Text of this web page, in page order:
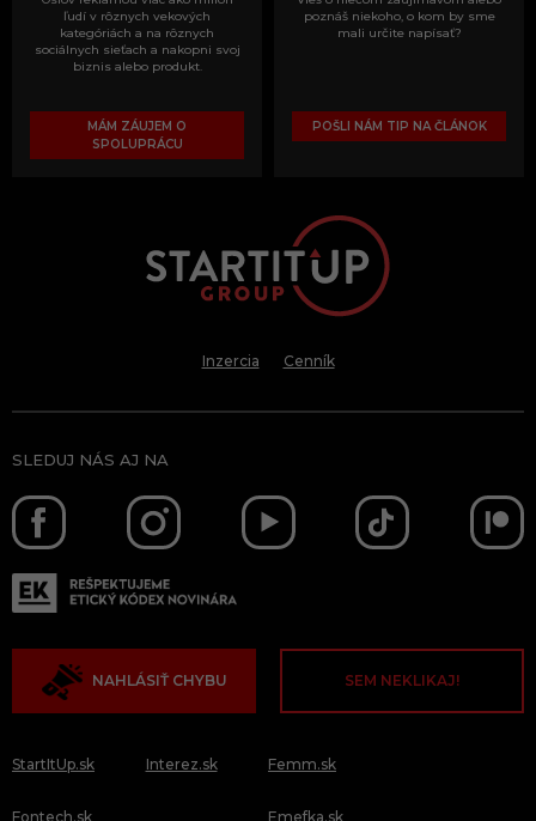
ľudí v rôznych vekových
kategóriách a na rôznych
sociálnych sieťach a nakopni svoj
biznis alebo produkt.
MÁM ZÁUJEM O
SPOLUPRÁCU
poznáš niekoho, o kom by sme
mali určite napísať?
POŠLI NÁM TIP NA ČLÁNOK
Inzercia Cenník
SLEDUJ NÁS AJ NA
NAHLÁSIŤ CHYBU SEM NEKLIKAJ!
StartItUp.sk
Fontech.sk
Interez.sk Femm.sk
Emefka.sk